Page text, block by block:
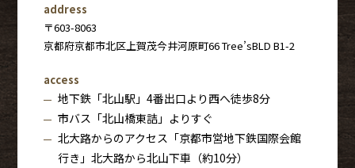
address
〒603-8063
京都府京都市北区上賀茂今井河原町66 Tree’sBLD B1-2
access
地下鉄「北山駅」4番出口より西へ徒歩8分
市バス「北山橋東詰」よりすぐ
北大路からのアクセス「京都市営地下鉄国際会館
行き」北大路から北山下車（約10分）